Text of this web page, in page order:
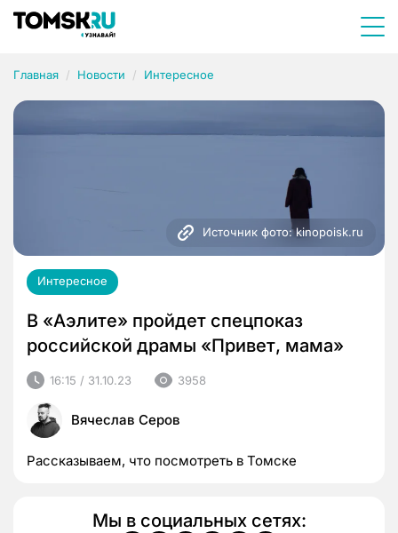
Главная Новости Интересное
Источник фото: kinopoisk.ru
Интересное
В «Аэлите» пройдет спецпоказ
российской драмы «Привет, мама»
16:15 / 31.10.23 3958
Вячеслав Серов
Рассказываем, что посмотреть в Томске
Мы в социальных сетях: